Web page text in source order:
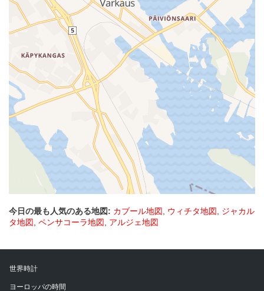
今日の最も人気のある地図: カブール地図, ウィチタ地図, ジャカル
タ地図, ペンサコーラ地図, アルジェ地図
世界時計
ヨーロッパの時間